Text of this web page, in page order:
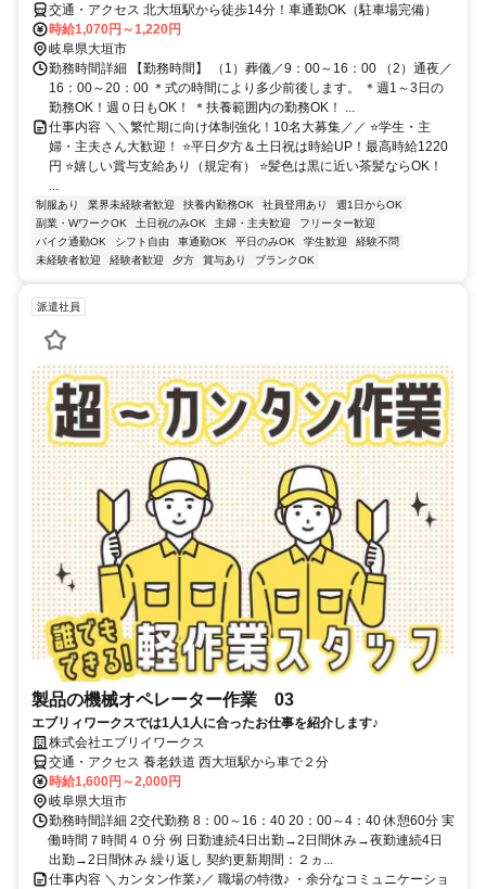
交通・アクセス 北大垣駅から徒歩14分！車通勤OK（駐車場完備）
時給1,070円～1,220円
岐阜県大垣市
勤務時間詳細 【勤務時間】 （1）葬儀／9：00～16：00 （2）通夜／
16：00～20：00 ＊式の時間により多少前後します。 ＊週1～3日の
勤務OK！週０日もOK！ ＊扶養範囲内の勤務OK！ ...
仕事内容 ＼＼繁忙期に向け体制強化！10名大募集／／ ⭐学生・主
婦・主夫さん大歓迎！ ⭐平日夕方＆土日祝は時給UP！最高時給1220
円 ⭐嬉しい賞与支給あり（規定有） ⭐髪色は黒に近い茶髪ならOK！
...
制服あり 業界未経験者歓迎 扶養内勤務OK 社員登用あり
週1日からOK
副業・WワークOK
土日祝のみOK 主婦・主夫歓迎
フリーター歓迎
バイク通勤OK
シフト自由 車通勤OK 平日のみOK 学生歓迎
経験不問
未経験者歓迎
経験者歓迎 夕方 賞与あり ブランクOK
派遣社員
製品の機械オペレーター作業 03
エブリィワークスでは1人1人に合ったお仕事を紹介します♪
株式会社エブリイワークス
交通・アクセス 養老鉄道 西大垣駅から車で２分
時給1,600円～2,000円
岐阜県大垣市
勤務時間詳細 2交代勤務 8：00～16：40 20：00～4：40 休憩60分 実
働時間７時間４０分 例 日勤連続4日出勤→2日間休み→夜勤連続4日
出勤→2日間休み 繰り返し 契約更新期間：２ヵ...
仕事内容 ＼カンタン作業♪／ 職場の特徴♪ ・余分なコミュニケーショ